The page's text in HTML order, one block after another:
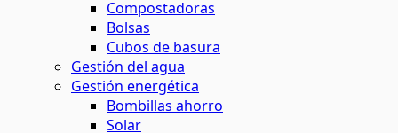
Compostadoras
Bolsas
Cubos de basura
Gestión del agua
Gestión energética
Bombillas ahorro
Solar